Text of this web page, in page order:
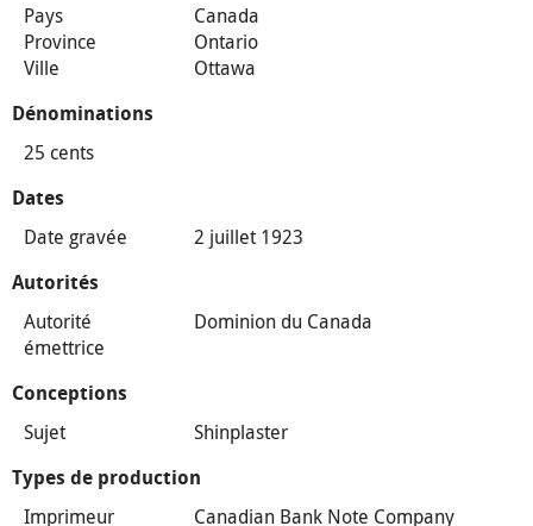
Pays
Canada
Province
Ontario
Ville
Ottawa
Dénominations
25 cents
Dates
Date gravée 2 juillet 1923
Autorités
Autorité
émettrice
Dominion du Canada
Conceptions
Sujet Shinplaster
Types de production
Imprimeur
Canadian Bank Note Company